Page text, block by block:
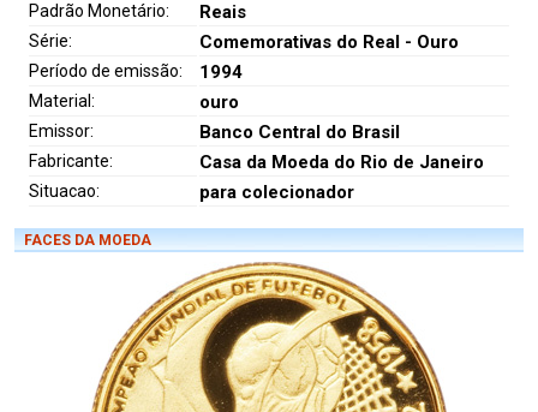
Padrão Monetário: Reais
Série: Comemorativas do Real - Ouro
Período de emissão: 1994
Material: ouro
Emissor: Banco Central do Brasil
Fabricante: Casa da Moeda do Rio de Janeiro
Situacao: para colecionador
FACES DA MOEDA